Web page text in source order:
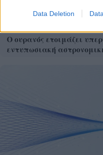
Data Deletion
Ο ουρανός ετοιμάζει
εντυπωσιακή